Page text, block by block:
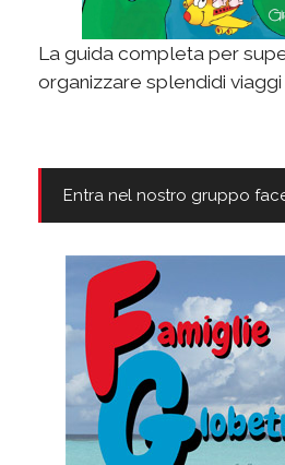
La guida completa per
organizzare splendidi viaggi
Entra nel nostro gruppo